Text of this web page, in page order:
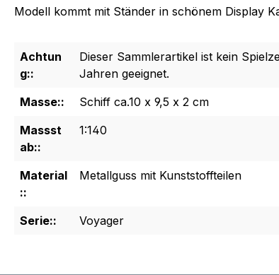
Modell kommt mit Ständer in schönem Display
Achtun
g::
Dieser Sammlerartikel ist kein
Jahren geeignet.
Masse::
Schiff ca.10 x 9,5 x 2 cm
Massst
ab::
1:140
Material
::
Metallguss mit Kunststoffteilen
Serie:: Voyager